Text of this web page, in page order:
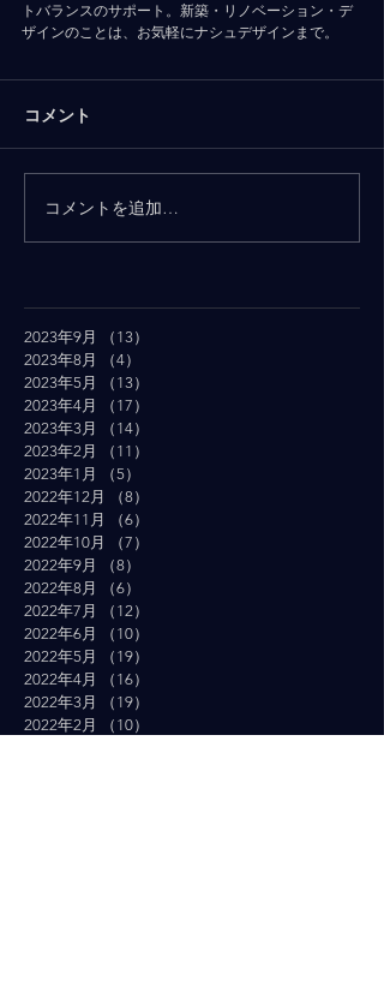
トバランスのサポート。新築・リノベーション・デ
ザインのことは、お気軽にナシュデザインまで。
コメント
コメントを追加…
2023年9月 （13）
2023年8月
（4）
2023年5月
（13）
2023年4月
（17）
2023年3月
（14）
2023年2月
（11）
2023年1月
（5）
2022年12月
（8）
2022年11月
（6）
2022年10月
（7）
2022年9月
（8）
2022年8月
（6）
2022年7月
（12）
2022年6月
（10）
2022年5月
（19）
2022年4月
（16）
2022年3月
（19）
2022年2月
（10）